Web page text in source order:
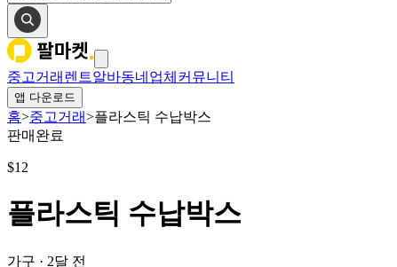
중고거래 렌트알바동네업체 커뮤니티
앱 다운로드
홈>중고거래>플라스틱 수납박스
판매완료
$12
플라스틱 수납박스
가구 · 2달 전